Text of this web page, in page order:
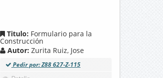
Titulo: Formulario para la
Construcción
Autor: Zurita Ruiz, Jose
Pedir por: Z88 627-Z-115